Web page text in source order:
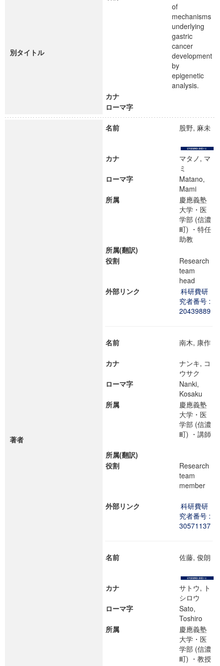
別タイトル
of
mechanisms
underlying
gastric
cancer
development
by
epigenetic
analysis.
カナ
ローマ字
著者
名前 股野, 麻未
カナ
マタノ, マ
ミ
ローマ字
Matano,
Mami
所属
慶應義塾
大学・医
学部 (信濃
町) ・特任
助教
所属(翻訳)
役割
Research
team
head
外部リンク
科研費研
究者番号 :
20439889
名前 南木, 康作
カナ
ナンキ, コ
ウサク
ローマ字
Nanki,
Kosaku
所属
慶應義塾
大学・医
学部 (信濃
町) ・講師
所属(翻訳)
役割
Research
team
member
外部リンク
科研費研
究者番号 :
30571137
名前 佐藤, 俊朗
カナ
サトウ, ト
シロウ
ローマ字
Sato,
Toshiro
所属
慶應義塾
大学・医
学部 (信濃
町) ・教授